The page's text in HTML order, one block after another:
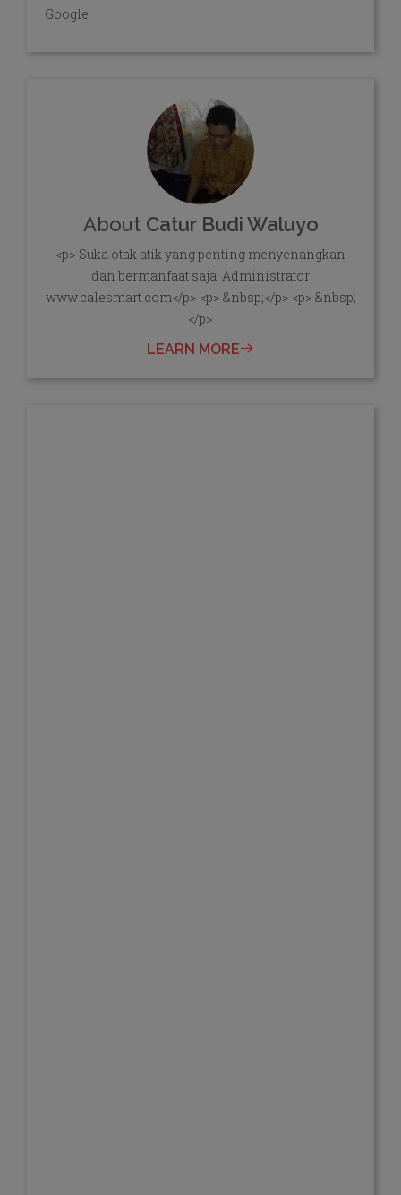
Google.
About Catur Budi Waluyo
<p> Suka otak atik yang penting menyenangkan
dan bermanfaat saja. Administrator
www.calesmart.com</p> <p> &nbsp;</p> <p> &nbsp;
</p>
LEARN MORE